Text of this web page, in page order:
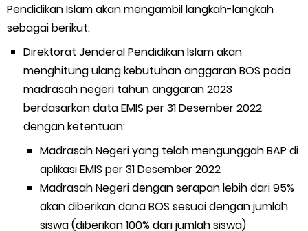
Pendidikan Islam akan mengambil langkah-langkah
sebagai berikut:
Direktorat Jenderal Pendidikan Islam akan
menghitung ulang kebutuhan anggaran BOS pada
madrasah negeri tahun anggaran 2023
berdasarkan data EMIS per 31 Desember 2022
dengan ketentuan:
Madrasah Negeri yang telah mengunggah BAP di
aplikasi EMIS per 31 Desember 2022
Madrasah Negeri dengan serapan lebih dari 95%
akan diberikan dana BOS sesuai dengan jumlah
siswa (diberikan 100% dari jumlah siswa)